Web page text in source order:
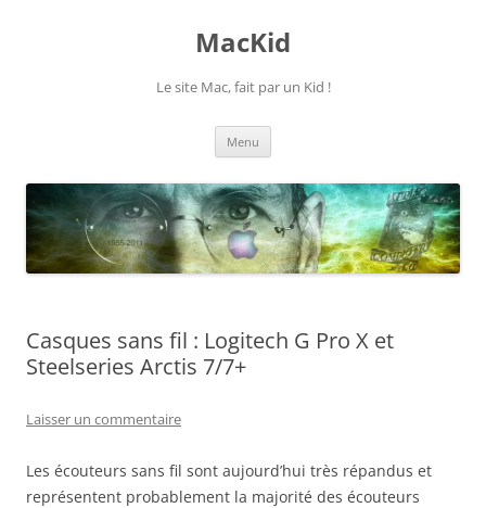
MacKid
Le site Mac, fait par un Kid !
Menu
Casques sans fil : Logitech G Pro X et
Steelseries Arctis 7/7+
Laisser un commentaire
Les écouteurs sans fil sont aujourd’hui très répandus et
représentent probablement la majorité des écouteurs